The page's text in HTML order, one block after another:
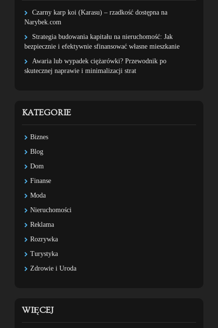
Czarny karp koi (Karasu) – rzadkość dostępna na
Narybek.com
Strategia budowania kapitału na nieruchomość: Jak
bezpiecznie i efektywnie sfinansować własne mieszkanie
Awaria lub wypadek ciężarówki? Przewodnik po
skutecznej naprawie i minimalizacji strat
KATEGORIE
Biznes
Blog
Dom
Finanse
Moda
Nieruchomości
Reklama
Rozrywka
Turystyka
Zdrowie i Uroda
WIĘCEJ